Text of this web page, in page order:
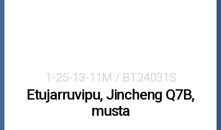
Nastarenkaat
Renkaat ja vanteet
1-25-13-11M / BT24031S
Etujarruvipu, Jincheng Q7B,
musta